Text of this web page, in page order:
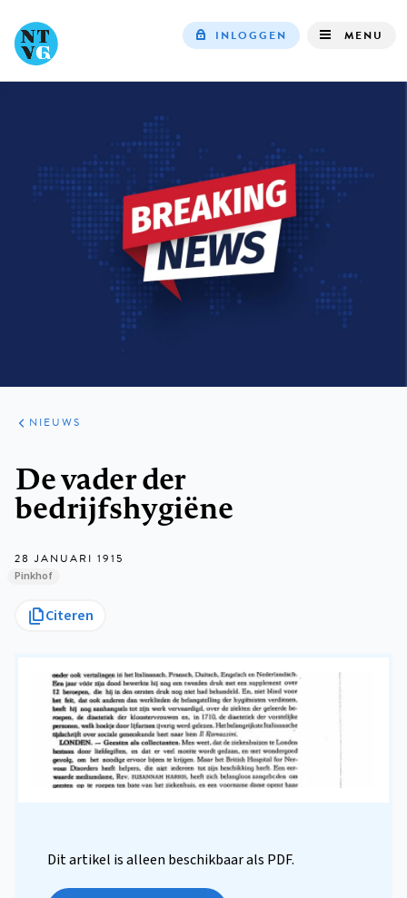
INLOGGEN MENU
ARTIKELEN
HET
KORT
NIEUWS
De vader der
bedrijfshygiëne
28 JANUARI 1915
Pinkhof
Citeren
Dit artikel is alleen beschikbaar als PDF.